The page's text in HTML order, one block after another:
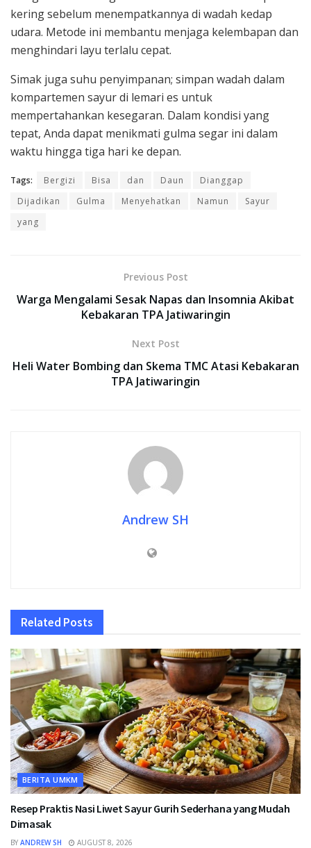
kering sebelum menempatkannya di wadah kedap
udara. Metode ini membantu menjaga kelembapan dan
menghindari layu terlalu cepat.
Simak juga suhu penyimpanan; simpan wadah dalam
kompartemen sayur di lemari es untuk
mempertahankan kesegaran. Dalam kondisi yang
tepat, Anda dapat menikmati gulma segar ini dalam
waktu hingga tiga hari ke depan.
Tags: Bergizi Bisa dan Daun
Dianggap
Dijadikan
Gulma Menyehatkan Namun
Sayur
yang
Previous Post
Warga Mengalami Sesak Napas dan Insomnia Akibat
Kebakaran TPA Jatiwaringin
Next Post
Heli Water Bombing dan Skema TMC Atasi Kebakaran
TPA Jatiwaringin
Andrew SH
Related Posts
BERITA UMKM
Resep Praktis Nasi Liwet Sayur Gurih Sederhana yang Mudah
Dimasak
BY ANDREW SH AUGUST 8, 2026